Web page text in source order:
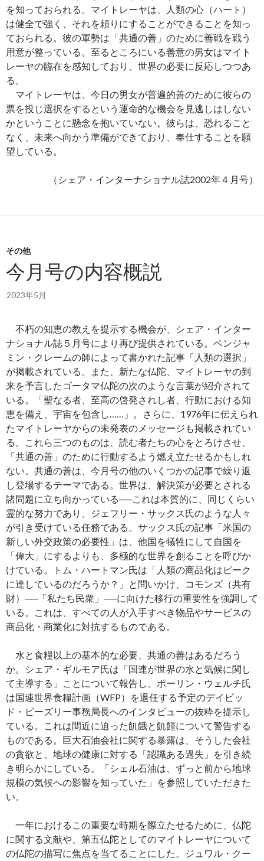
を知っておられる。マイトレーヤは、人類の心（ハート）
は健全で強く、それを頼りにすることができることを知っ
ておられる。彼の軍勢は「共通の善」のために善戦を戦う
用意が整っている。至るところにいる善意の男女はマイト
レーヤの臨在を感知しており、世界の必要に反応しつつあ
る。
マイトレーヤは、今日の男女が普遍的善のために彼らの
票を投じ選択をするという運命的な機会を見逃しはしない
かということに懸念を抱いていない。彼らは、恐れること
なく、未来へ向かう準備ができており、奉仕することを願
望している。
（シェア・インターナショナル誌2002年４月号）
その他
今月号の内容概説
2023年5月
不朽の知恵の教えを提示する機会が、シェア・インター
ナショナル誌５月号により再び提供されている。ベンジャ
ミン・クレームの師によって書かれた記事「人類の選択」
が掲載されている。また、新たな仏陀、マイトレーヤの到
来を予言したゴータマ仏陀の次のような言葉が紹介されて
いる。「聖なる者、至高の啓発されし者、行動における知
恵を備え、宇宙を包含し……」。さらに、1976年に伝えられ
たマイトレーヤからの未発表のメッセージも掲載されてい
る。これら三つのものは、読む者たちの心をとろけさせ、
「共通の善」のために行動するよう燃え立たせるかもしれ
ない。共通の善は、今月号の他のいくつかの記事で繰り返
し登場するテーマである。世界は、解決策が必要とされる
諸問題に立ち向かっている──これは本質的に、同じくらい
霊的な努力であり、ジェフリー・サックス氏のような人々
が引き受けている任務である。サックス氏の記事「米国の
新しい外交政策の必要性」は、他国を犠牲にして自国を
「偉大」にするよりも、多極的な世界を創ることを呼びか
けている。トム・ハートマン氏は「人類の商品化はピーク
に達しているのだろうか？」と問いかけ、コモンズ（共有
財）──「私たち民衆」──に向けた移行の重要性を強調して
いる。これは、すべての人が入手すべき物品やサービスの
商品化・商業化に対抗するものである。
水と食糧以上の基本的な必要、共通の善はあるだろう
か。シェア・ギルモア氏は「国連が世界の水と気候に関し
て主導する」ことについて報告し、ポーリン・ウェルチ氏
は国連世界食糧計画（WFP）を退任する予定のデイビッ
ド・ビーズリー事務局長へのインタビューの抜粋を提示し
ている。これは間近に迫った飢餓と飢饉について警告する
ものである。巨大石油会社に関する暴露は、そうした会社
の貪欲と、地球の健康に対する「認識ある過失」を引き続
き明らかにしている。「シェル石油は、ずっと前から地球
規模の気候への影響を知っていた」を参照していただきた
い。
一年におけるこの重要な時期を際立たせるために、仏陀
に関する文献や、第五仏陀としてのマイトレーヤについて
の仏陀の描写に焦点を当てることにした。ジュワル・クー